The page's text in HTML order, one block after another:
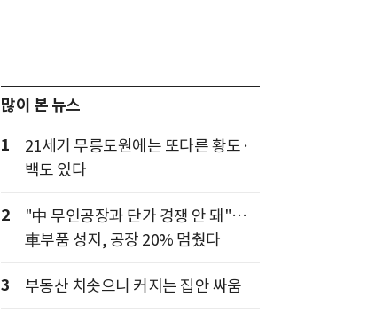
많이 본 뉴스
1
21세기 무릉도원에는 또다른 황도·
백도 있다
2
"中 무인공장과 단가 경쟁 안 돼"…
車부품 성지, 공장 20% 멈췄다
3 부동산 치솟으니 커지는 집안 싸움